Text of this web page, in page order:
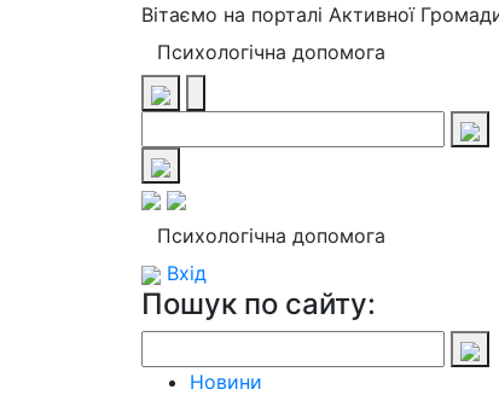
Вітаємо на порталі Активної
Психологічна допомога
Психологічна допомога
Вхід
Пошук по сайту:
Новини